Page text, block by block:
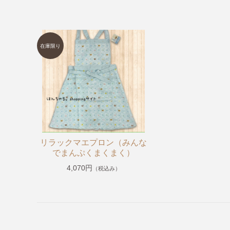
【小物】
【チュニティー・ポロシャツ・Tシャツ・長袖Tシャツ・
【オリジナル抗菌割烹着(はらぺこあおむし・くまのがっ
《プチプライスエプロン》1,980円〜2,200円
くまのがっこう
ルルロロ
はらぺこあおむし
こぐまちゃんえほん
リラックマエプロン（みんな
でまんぷくまくまく）
4,070円 （税込み）